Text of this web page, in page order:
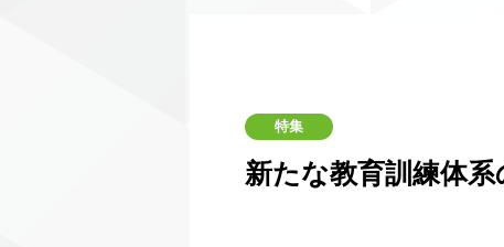
特集
新たな教育訓練体